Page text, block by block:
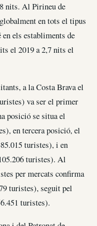
nits. Al Pirineu de
en tots el tipus
els establiments de
el 2019 a 2,7 nits el
a la Costa Brava el
va ser el primer
posició se situa el
en tercera posició, el
turistes), i en
turistes). Al
per mercats confirma
turistes), seguit pel
turistes).